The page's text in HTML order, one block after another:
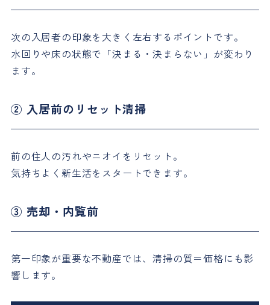
次の入居者の印象を大きく左右するポイントです。
水回りや床の状態で「決まる・決まらない」が変わり
ます。
② 入居前のリセット清掃
前の住人の汚れやニオイをリセット。
気持ちよく新生活をスタートできます。
③ 売却・内覧前
第一印象が重要な不動産では、清掃の質＝価格にも影
響します。